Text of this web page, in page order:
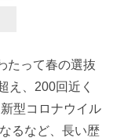
たって春の選抜
え、200回近く
型コロナウイル
るなど、長い歴